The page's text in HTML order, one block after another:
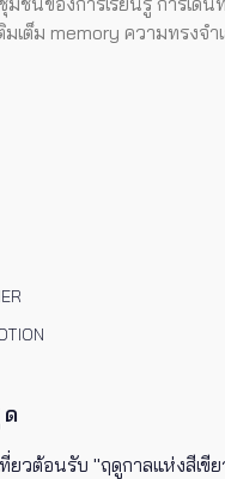
มเต็ม memory ความทรงจำ
ยวต้อนรับ "ฤดูกาลแห่งสีเขี